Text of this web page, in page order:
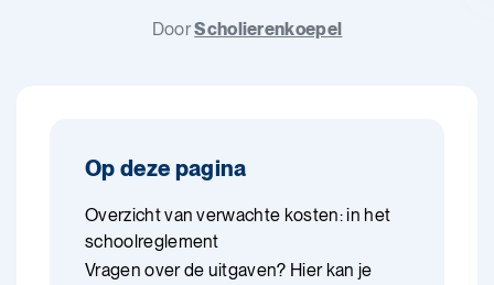
DoorScholierenkoepel
Op deze pagina
Overzicht van verwachte kosten: in het
schoolreglement
Vragen over de uitgaven? Hier kan je